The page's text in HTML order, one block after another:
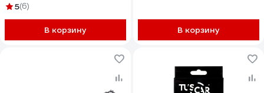
5(6)
В корзину В корзину